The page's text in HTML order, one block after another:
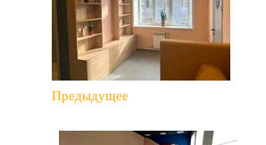
Предыдущее